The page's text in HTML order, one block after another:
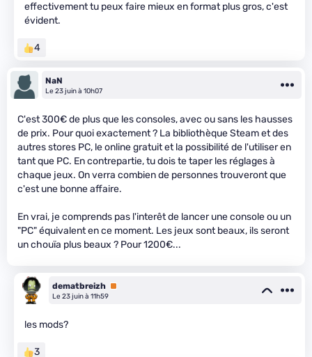
effectivement tu peux faire mieux en format plus gros, c'est
évident.
4
NaN
Le 23 juin à 10h07
C'est 300€ de plus que les consoles, avec ou sans les hausses
de prix. Pour quoi exactement ? La bibliothèque Steam et des
autres stores PC, le online gratuit et la possibilité de l'utiliser en
tant que PC. En contrepartie, tu dois te taper les réglages à
chaque jeux. On verra combien de personnes trouveront que
c'est une bonne affaire.
En vrai, je comprends pas l'interêt de lancer une console ou un
"PC" équivalent en ce moment. Les jeux sont beaux, ils seront
un chouïa plus beaux ? Pour 1200€...
dematbreizh Premium
Le 23 juin à 11h59
les mods?
3